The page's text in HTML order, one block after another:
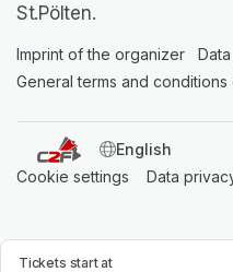
Tickets start at
St.Pölten.
Imprint of the organizer
General terms and
SWITCH
Cookie settings (opens in a
Data